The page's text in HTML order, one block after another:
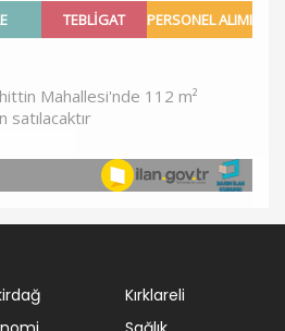
Kırklareli